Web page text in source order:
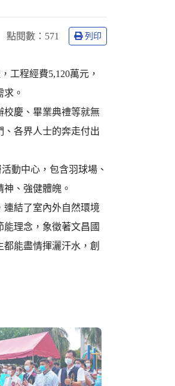
點閱數： 571 列印
工程經費5,120萬元，
。
校慶、畢業典禮等就無
各界人士的奔走付出
動中心，包含羽球場、
、強健體魄。
結了室內外自然環境
理念，象徵著文昌國
能盡情揮灑汗水，創